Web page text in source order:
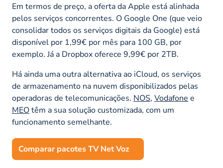
Em termos de preço, a oferta da Apple está alinhada
pelos serviços concorrentes. O Google One (que veio
consolidar todos os serviços digitais da Google) está
disponível por 1,99€ por mês para 100 GB, por
exemplo. Já a Dropbox oferece 9,99€ por 2TB.
Há ainda uma outra alternativa ao iCloud, os serviços
de armazenamento na nuvem disponibilizados pelas
operadoras de telecomunicações. NOS, Vodafone e
MEOtêm a sua solução customizada, com um
funcionamento semelhante.
Comparar pacotes TV Net Voz